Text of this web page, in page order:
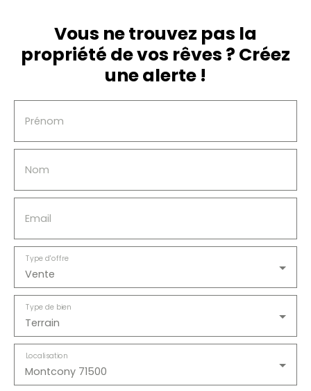
Vous ne trouvez pas la
propriété de vos rêves ? Créez
une alerte !
Prénom
Nom
Email
Vente
Type d'offre
Terrain
Type de bien
Montcony 71500
Localisation